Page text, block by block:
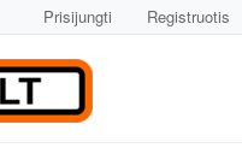
Prisijungti Registruotis